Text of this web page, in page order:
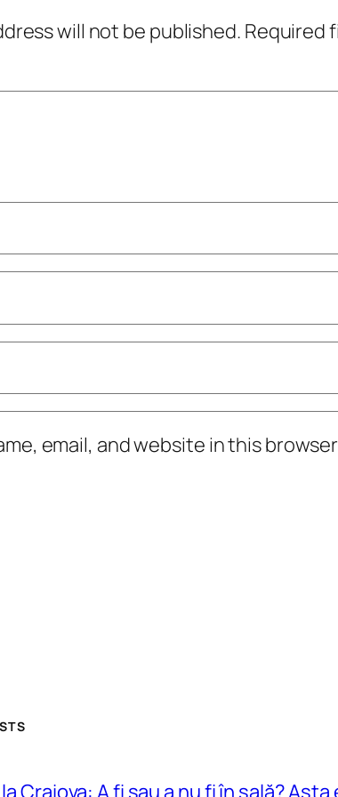
will not be published. Required
email, and website in this
Craiova: A fi sau a nu fi în sală?